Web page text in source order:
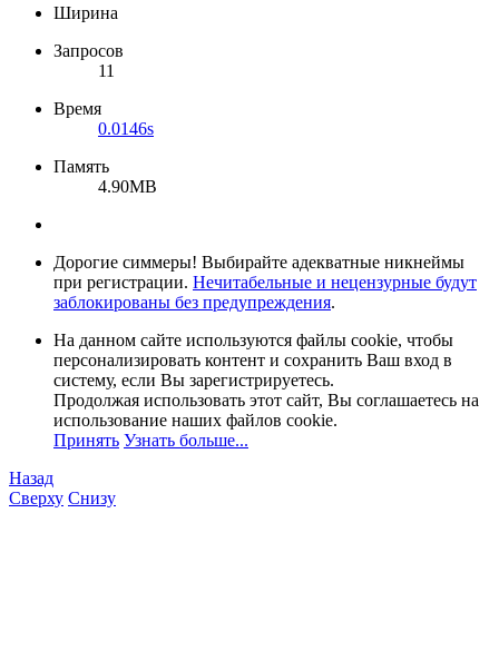
Ширина
Запросов
11
Время
0.0146s
Память
4.90MB
Дорогие симмеры! Выбирайте адекватные никнеймы
при регистрации. Нечитабельные и нецензурные будут
заблокированы без предупреждения.
На данном сайте используются файлы cookie, чтобы
персонализировать контент и сохранить Ваш вход в
систему, если Вы зарегистрируетесь.
Продолжая использовать этот сайт, Вы соглашаетесь на
использование наших файлов cookie.
Принять Узнать больше...
Назад
Сверху Снизу